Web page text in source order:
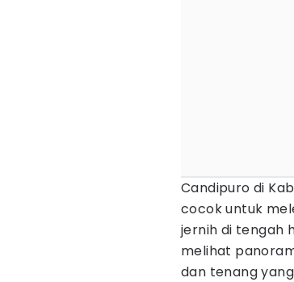
Candipuro di
cocok untuk
jernih di tengah
melihat
dan tenang